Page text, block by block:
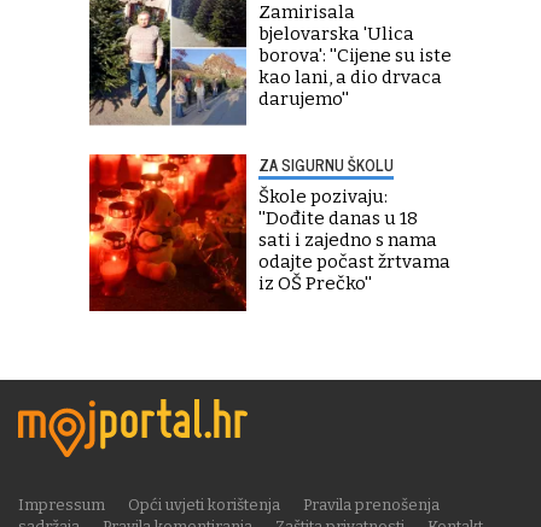
Zamirisala
bjelovarska 'Ulica
borova': ''Cijene su iste
kao lani, a dio drvaca
darujemo''
ZA SIGURNU ŠKOLU
Škole pozivaju:
''Dođite danas u 18
sati i zajedno s nama
odajte počast žrtvama
iz OŠ Prečko''
Impressum Opći uvjeti korištenja
Pravila prenošenja